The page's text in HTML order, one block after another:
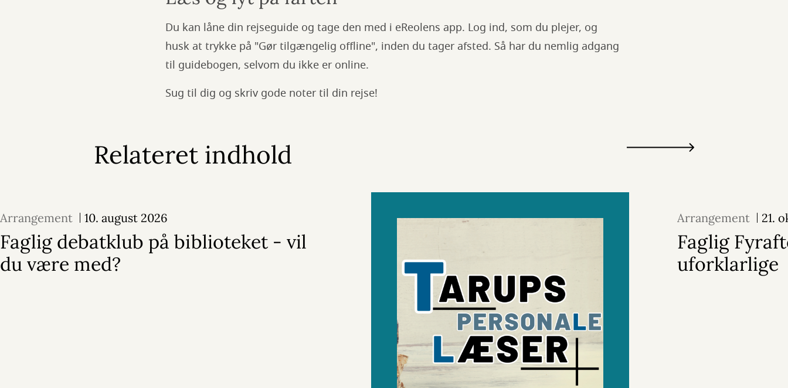
Du kan låne din rejseguide og tage den med i eReolens app. Log ind, som du plejer, og
husk at trykke på "Gør tilgængelig offline", inden du tager afsted. Så har du nemlig adgang
til guidebogen, selvom du ikke er online.
Sug til dig og skriv gode noter til din rejse!
Relateret indhold
Arrangement 10. august 2026
Faglig debatklub på biblioteket - vil
du være med?
Arrangement 21.
Faglig
uforklarlige